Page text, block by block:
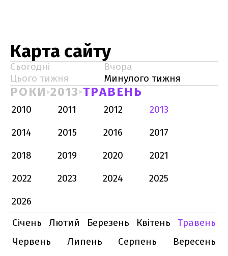
Карта сайту
Сьогодні
Вчора
Цього тижня
Минулого тижня
РОКИ 2013 ТРАВЕНЬ
2010 2011 2012
2013
2014
2015 2016
2017
2018
2019 2020
2021
2022
2023 2024
2025
2026
Січень
Лютий Березень Квітень
Травень
Червень
Липень Серпень
Вересень